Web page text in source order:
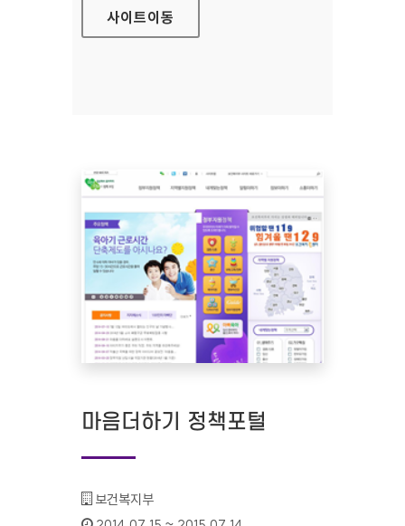
사이트이동
마음더하기 정책포털
기관명 :
보건복지부